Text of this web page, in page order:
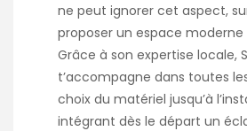
ne peut ignorer cet aspect,
proposer un espace
Grâce à son expertise locale,
t’accompagne dans toutes
choix du matériel jusqu’à
intégrant dès le départ un